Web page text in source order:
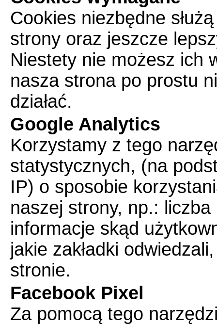
Cookies niezbędne
strony oraz jeszcze
Niestety nie możesz ich
nasza strona po prostu
działać.
Google Analytics
Korzystamy z tego
statystycznych, (na
IP) o sposobie
naszej strony, np.:
informacje skąd
jakie zakładki
stronie.
Facebook Pixel
Za pomocą tego